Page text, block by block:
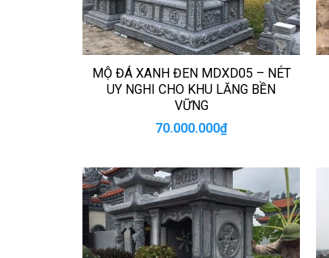
MỘ ĐÁ XANH ĐEN MDXD05 – NÉT
UY NGHI CHO KHU LĂNG BỀN
VỮNG
70.000.000₫